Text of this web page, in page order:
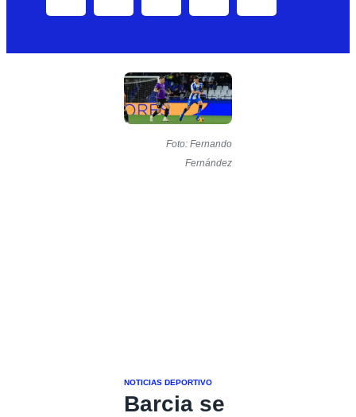
Foto: Fernando
Fernández
NOTICIAS DEPORTIVO
Barcia se